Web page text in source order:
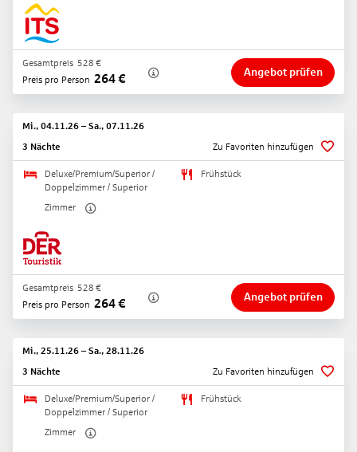
Preis pro Person 264€
Gesamtpreis 528 €
Angebot prüfen
Mi., 04.11.26 – Sa., 07.11.26
3 Nächte
Zu Favoriten hinzufügen
Deluxe/Premium/Superior /
Doppelzimmer / Superior
Zimmer
Frühstück
Preis pro Person 264€
Gesamtpreis 528 €
Angebot prüfen
Mi., 25.11.26 – Sa., 28.11.26
3 Nächte
Zu Favoriten hinzufügen
Deluxe/Premium/Superior /
Doppelzimmer / Superior
Zimmer
Frühstück